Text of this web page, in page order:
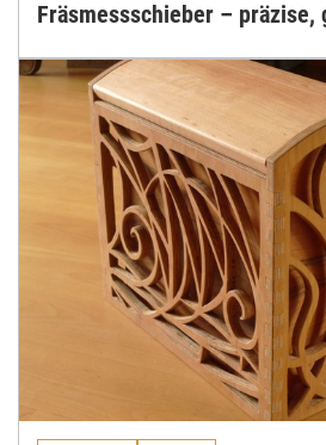
Fräsmessschieber – präzise,